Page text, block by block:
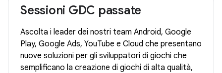
Sessioni GDC passate
Ascolta i leader dei nostri team Android, Google
Play, Google Ads, YouTube e Cloud che presentano
nuove soluzioni per gli sviluppatori di giochi che
semplificano la creazione di giochi di alta qualità,